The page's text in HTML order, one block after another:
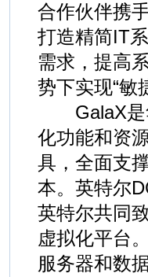
合作伙伴携
打造精简IT
需求，提高
势下实现“敏
GalaX是
化功能和资
具，全面支
本。英特尔
英特尔共同
虚拟化平台
服务器和数